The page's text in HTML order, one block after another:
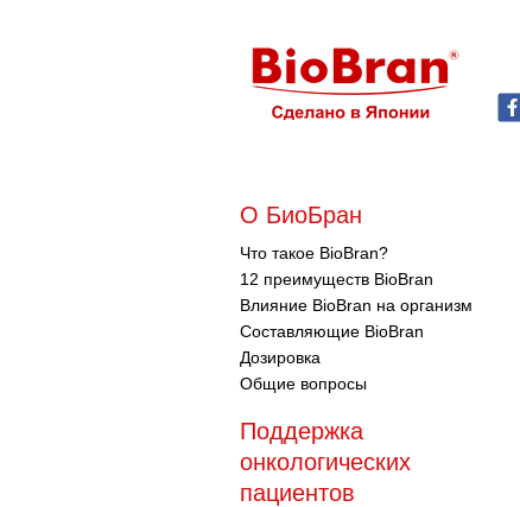
О БиоБран
Что такое BioBran?
12 преимуществ BioBran
Влияние BioBran на организм
Составляющие BioBran
Дозировка
Общие вопросы
Поддержка
онкологических
пациентов